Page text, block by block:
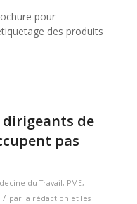
pour
des produits
dirigeants de
pas
du Travail, PME,
/ par la rédaction et les